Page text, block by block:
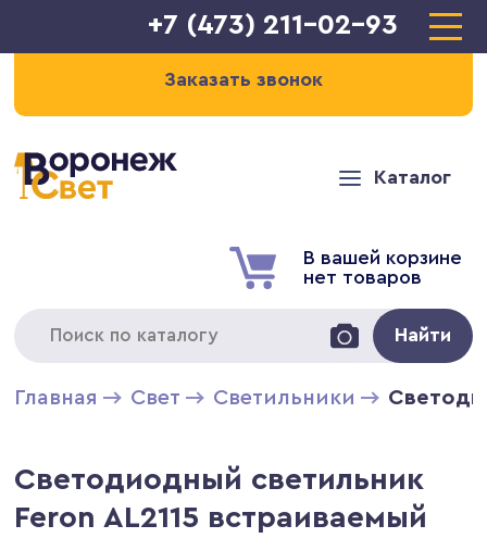
+7 (473) 211-02-93
Заказать звонок
Каталог
В вашей корзине
нет товаров
Найти
Главная Свет Светильники
Светодиодный светильник
Feron AL2115 встраиваемый